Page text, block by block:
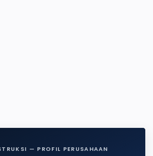
— PROFIL PERUSAHAAN